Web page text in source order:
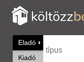
Eladó
Kiadó
típus